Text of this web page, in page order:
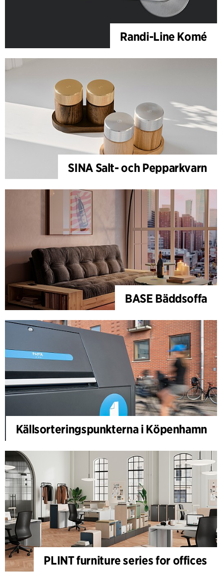
Randi-Line Komé
SINA Salt- och Pepparkvarn
BASE Bäddsoffa
Källsorteringspunkterna i Köpenhamn
PLINT furniture series for offices